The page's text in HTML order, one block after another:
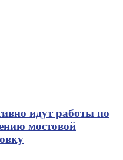
идут работы по
мостовой